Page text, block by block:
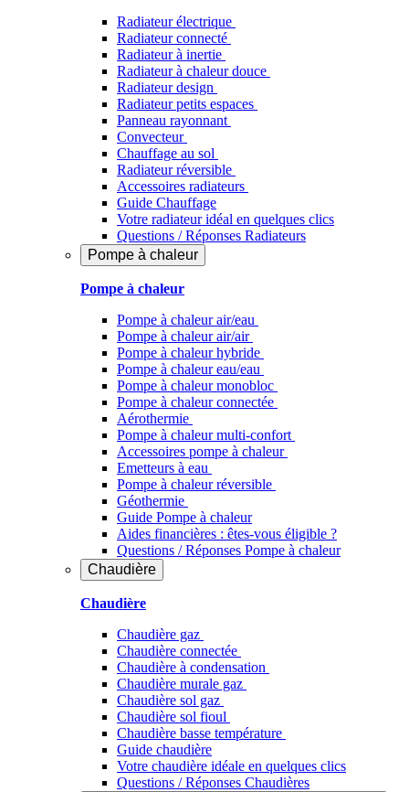
Radiateur électrique
Radiateur connecté
Radiateur à inertie
Radiateur à chaleur douce
Radiateur design
Radiateur petits espaces
Panneau rayonnant
Convecteur
Chauffage au sol
Radiateur réversible
Accessoires radiateurs
Guide Chauffage
Votre radiateur idéal en quelques clics
Questions / Réponses Radiateurs
Pompe à chaleur
Pompe à chaleur
Pompe à chaleur air/eau
Pompe à chaleur air/air
Pompe à chaleur hybride
Pompe à chaleur​ eau/eau
Pompe à chaleur monobloc
Pompe à chaleur connectée
Aérothermie
Pompe à chaleur multi-confort
Accessoires pompe à chaleur
Emetteurs à eau
Pompe à chaleur réversible
Géothermie
Guide Pompe à chaleur
Aides financières : êtes-vous éligible ?
Questions / Réponses Pompe à chaleur
Chaudière
Chaudière
Chaudière gaz
Chaudière connectée
Chaudière à condensation
Chaudière murale gaz
Chaudière sol gaz
Chaudière sol fioul
Chaudière basse température
Guide chaudière
Votre chaudière idéale en quelques clics
Questions / Réponses Chaudières